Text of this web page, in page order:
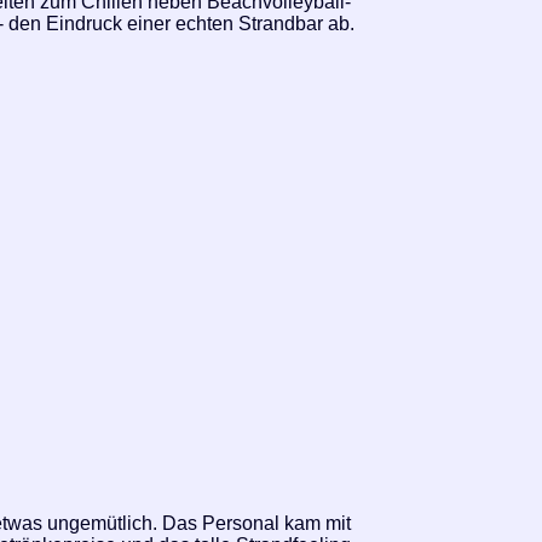
Eindruck einer echten Strandbar ab.
ungemütlich. Das Personal kam mit